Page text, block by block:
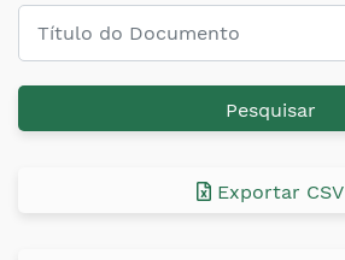
Pesquisar
Exportar CSV